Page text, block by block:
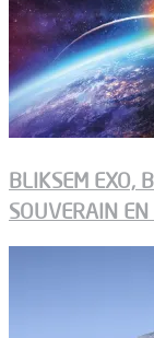
BLIKSEM EXO,
SOUVERAIN EN